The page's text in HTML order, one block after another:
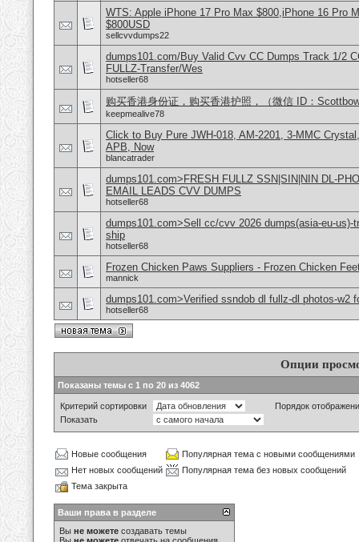
WTS: Apple iPhone 17 Pro Max $800,iPhone 16 Pro
$800USD
sellcvvdumps22
dumps101.com/Buy Valid Cvv CC Dumps Track 1/2
FULLZ-Transfer/Wes
hotseller68
购买香港身份证，购买香港护照，（微信 ID：
keepmealive78
Click to Buy Pure JWH-018, AM-2201, 3-MMC
APB, Now
blancatrader
dumps101.com>FRESH FULLZ SSN|SIN|NIN DL-
EMAIL LEADS CVV DUMPS
hotseller68
dumps101.com>Sell cc/cvv 2026 dumps(asia-eu-us)-
ship
hotseller68
Frozen Chicken Paws Suppliers - Frozen Chicken
mannick
dumps101.com>Verified ssndob dl fullz-dl photos-w2
hotseller68
Опции
Показаны темы с 1 по 20 из 4062
Критерий сортировки
Порядок
Показать
Новые сообщения
Популярная тема с новыми сообщениями
Нет новых сообщений
Популярная тема без новых сообщений
Тема закрыта
Ваши права в разделе
Вы не можете создавать темы